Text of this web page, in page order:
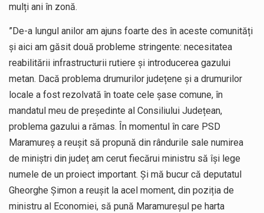
mulți ani în zonă.
”De-a lungul anilor am ajuns foarte des în aceste comunități
și aici am găsit două probleme stringente: necesitatea
reabilitării infrastructurii rutiere și introducerea gazului
metan. Dacă problema drumurilor județene și a drumurilor
locale a fost rezolvată în toate cele șase comune, în
mandatul meu de președinte al Consiliului Județean,
problema gazului a rămas. În momentul în care PSD
Maramureș a reușit să propună din rândurile sale numirea
de miniștri din județ am cerut fiecărui ministru să își lege
numele de un proiect important. Și mă bucur că deputatul
Gheorghe Șimon a reușit la acel moment, din poziția de
ministru al Economiei, să pună Maramureșul pe harta